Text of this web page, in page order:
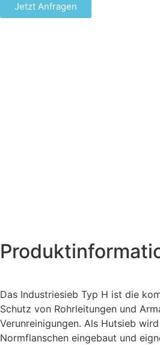
Jetzt Anfragen
Das Industriesieb Typ H ist die
Schutz von Rohrleitungen und
Verunreinigungen. Als Hutsieb
Normflanschen eingebaut und